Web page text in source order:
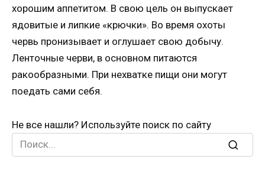
хорошим аппетитом. В свою цель он выпускает
ядовитые и липкие «крючки». Во время охоты
червь пронизывает и оглушает свою добычу.
Ленточные черви, в основном питаются
ракообразными. При нехватке пищи они могут
поедать сами себя.
Не все нашли? Используйте поиск по сайту
Search
for: